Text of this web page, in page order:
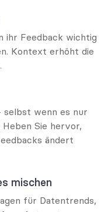
ihr Feedback wichtig
Kontext erhöht die
selbst wenn es nur
Sie hervor,
ändert
mischen
für Datentrends,